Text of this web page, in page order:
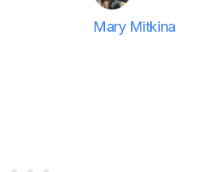
Mary Mitkina